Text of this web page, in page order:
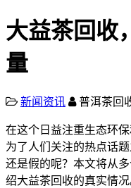
大益茶回收
量
新闻资讯 普洱茶回
在这个日益注重生态环
为了人们关注的热点话
还是假的呢？本文将从
绍大益茶回收的真实情况